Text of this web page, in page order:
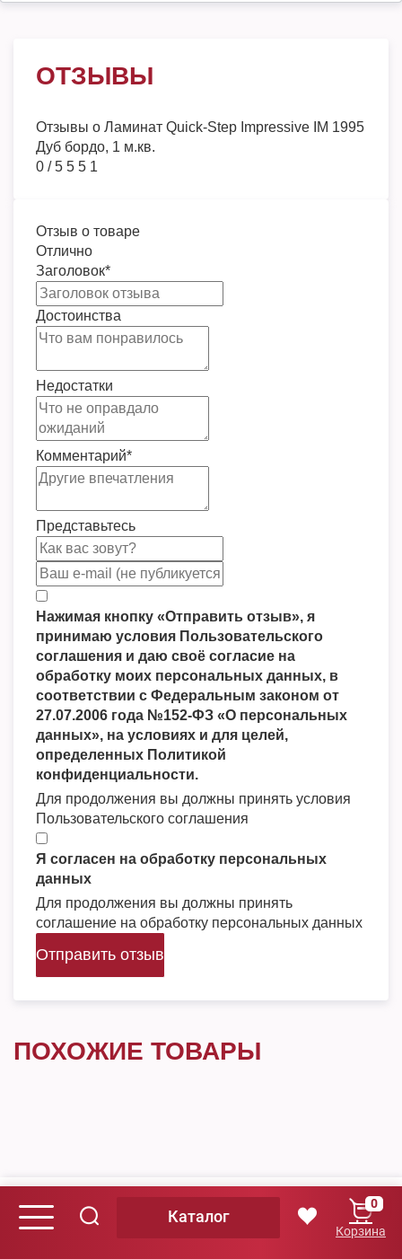
ОТЗЫВЫ
Отзывы о Ламинат Quick-Step Impressive IM 1995
Дуб бордо, 1 м.кв.
0 /5 5 5 1
Отзыв о товаре
Отлично
Заголовок*
Достоинства
Недостатки
Комментарий*
Представьтесь
Нажимая кнопку «Отправить отзыв», я
принимаю условия Пользовательского
соглашения и даю своё согласие на
обработку моих персональных данных, в
соответствии с Федеральным законом от
27.07.2006 года №152-ФЗ «О персональных
данных», на условиях и для целей,
определенных Политикой
конфиденциальности.
Для продолжения вы должны принять условия
Пользовательского соглашения
Я согласен на обработку персональных
данных
Для продолжения вы должны принять
соглашение на обработку персональных данных
Отправить отзыв
ПОХОЖИЕ ТОВАРЫ
Оплата
Оплата QR-кодом
Каталог
0
Корзина